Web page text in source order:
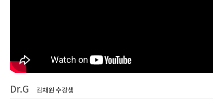
커뮤니티
취업패키지
Dr.G
김채원 수강생